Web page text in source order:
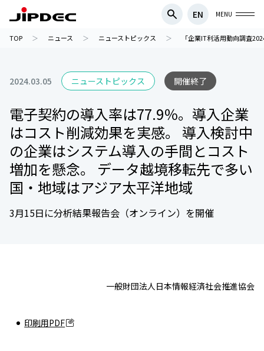
EN MENU
TOP ニュース ニューストピックス 「企業IT利活用動向調査
2024.03.05 ニューストピックス 開催終了
電子契約の導入率は77.9％。導入企業
はコスト削減効果を実感。 導入検討中
の企業はシステム導入の手間とコスト
増加を懸念。 データ越境移転先で多い
国・地域はアジア太平洋地域
3月15日に分析結果報告会（オンライン）を開催
一般財団法人日本情報経済社会推進協会
印刷用PDF